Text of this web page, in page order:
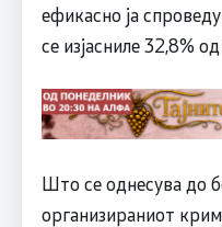
ефикасно ја
се изјасниле 32,8%
Што се однесува до
организираниот